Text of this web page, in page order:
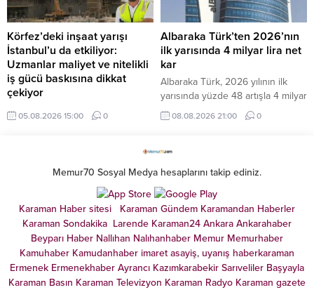
Körfez’deki inşaat yarışı
İstanbul’u da etkiliyor:
Uzmanlar maliyet ve nitelikli
iş gücü baskısına dikkat
çekiyor
Körfez ülkelerinde hızlanan otel,
konut ve karma kullanım projeleri,
hareketi olarak değil, Türkiye’deki
inşaat ekosistemini de etkileyen
05.08.2026 15:00 0
Albaraka Türk’ten 2026’nın
ilk yarısında 4 milyar lira net
kar
Albaraka Türk, 2026 yılının ilk
yarısında yüzde 48 artışla 4 milyar
lira net kar elde etti.
08.08.2026 21:00 0
Memur70 Sosyal Medya hesaplarını takip ediniz.
Karaman Haber sitesi Karaman Gündem Karamandan Haberler
Karaman Sondakika Larende Karaman24 Ankara Ankarahaber
Beyparı Haber Nallıhan Nalıhanhaber Memur Memurhaber
Kamuhaber Kamudanhaber imaret asayiş, uyanış haberkaraman
Ermenek Ermenekhaber Ayrancı Kazımkarabekir Sarıveliler Başyayla
Karaman Basın Karaman Televizyon Karaman Radyo Karaman gazete